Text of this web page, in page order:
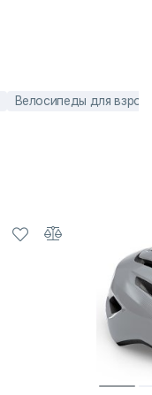
Велосипеды для